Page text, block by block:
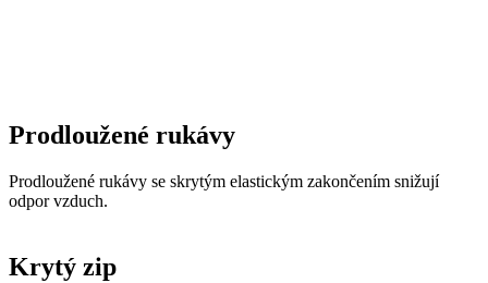
Prodloužené rukávy
Prodloužené rukávy se skrytým elastickým zakončením snižují
odpor vzduch.
Krytý zip